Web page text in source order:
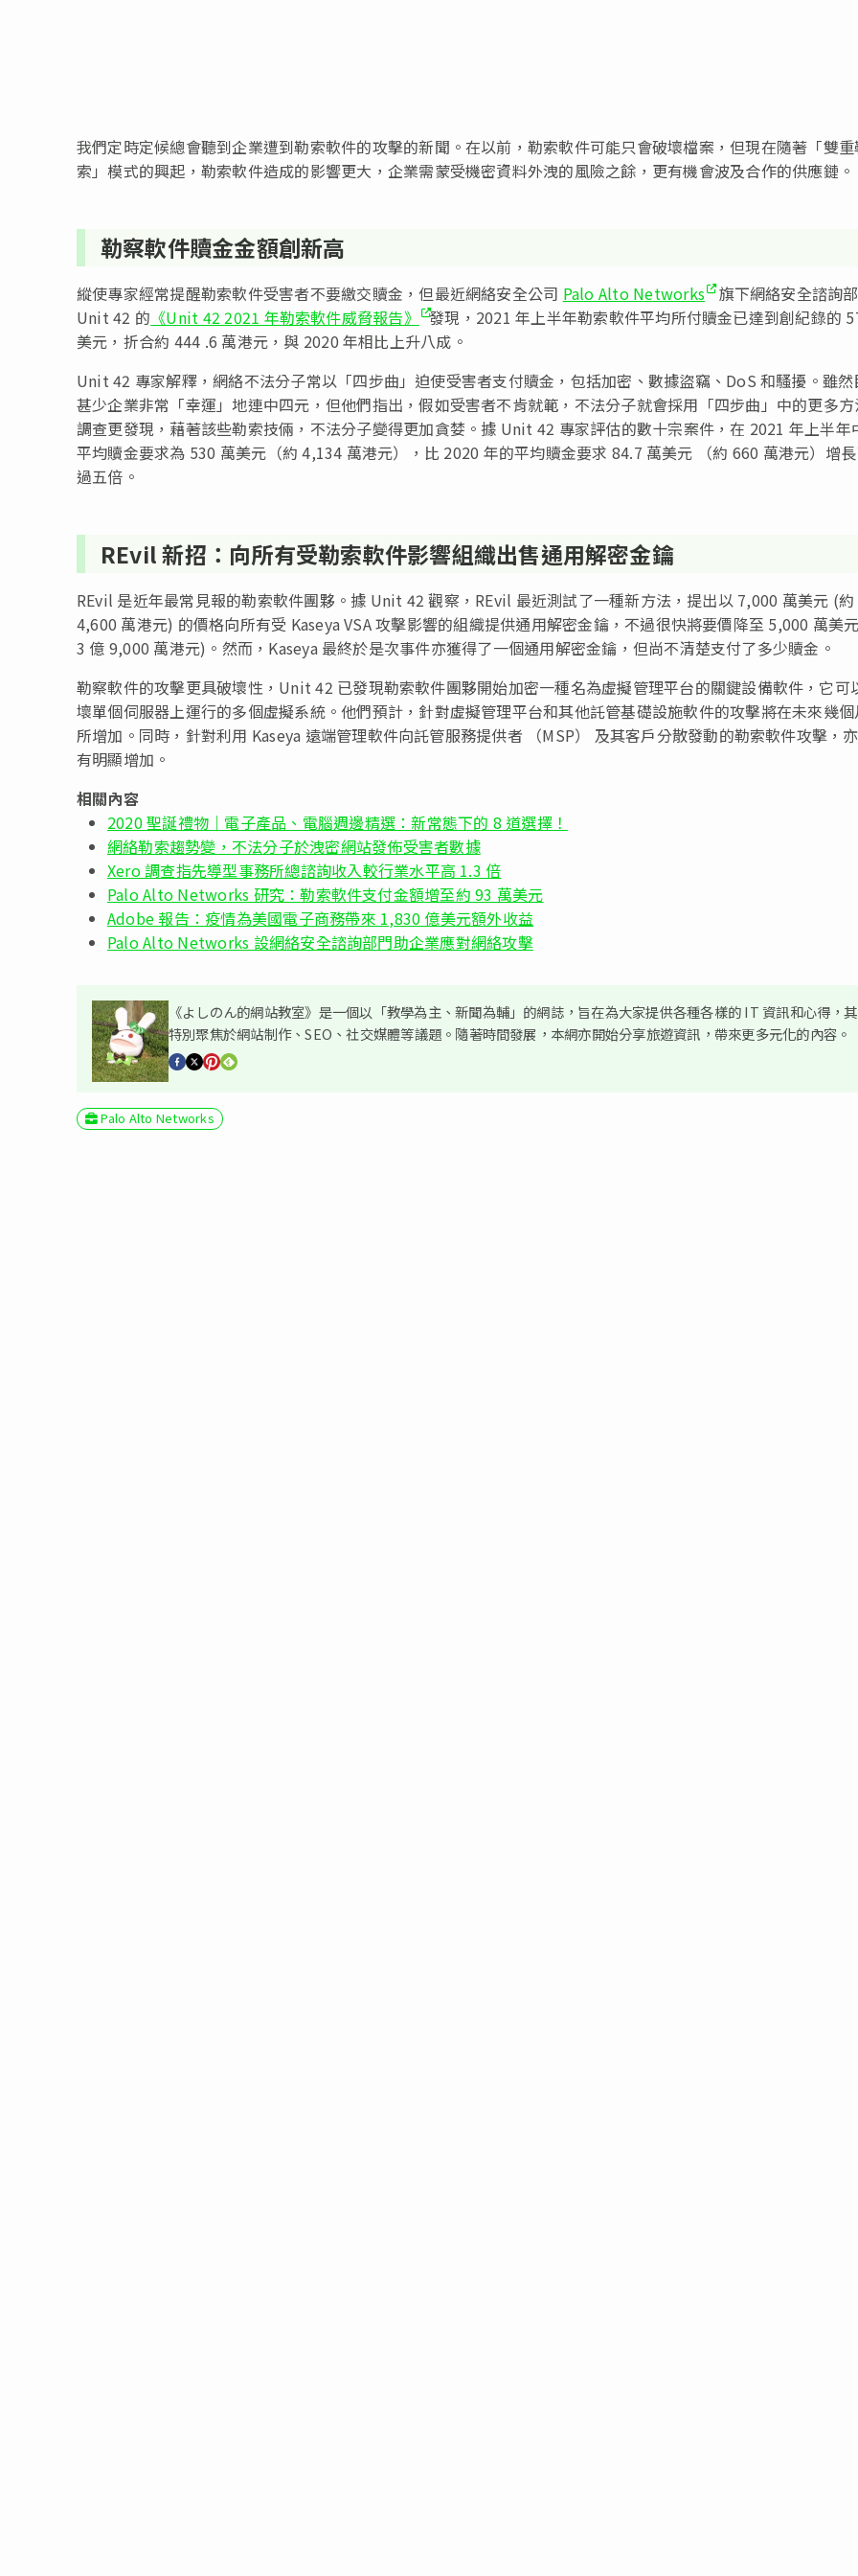
我們定時定候總會聽到企業遭到勒索軟件的攻擊的新聞。在以前，勒索軟件可能只會破壞檔案，但現在隨著「雙
索」模式的興起，勒索軟件造成的影響更大，企業需蒙受機密資料外洩的風險之餘，更有機會波及合作的供應鏈。
勒察軟件贖金金額創新高
縱使專家經常提醒勒索軟件受害者不要繳交贖金，但最近網絡安全公司 Palo Alto Networks 旗下網絡安全諮詢
Unit 42 的 《Unit 42 2021 年勒索軟件威脅報告》
發現，2021 年上半年勒索軟件平均所付贖金已達到創紀錄的
美元，折合約 444 .6 萬港元，與 2020 年相比上升八成。
Unit 42 專家解釋，網絡不法分子常以「四步曲」迫使受害者支付贖金，包括加密、數據盜竊、DoS 和騷擾。雖然
甚少企業非常「幸運」地連中四元，但他們指出，假如受害者不肯就範，不法分子就會採用「四步曲」中的更多
調查更發現，藉著該些勒索技倆，不法分子變得更加貪婪。據 Unit 42 專家評估的數十宗案件，在 2021 年上半年
平均贖金要求為 530 萬美元（約 4,134 萬港元），比 2020 年的平均贖金要求 84.7 萬美元 （約 660 萬港元）增
過五倍。
REvil 新招：向所有受勒索軟件影響組織出售通用解密金鑰
REvil 是近年最常見報的勒索軟件團夥。據 Unit 42 觀察，REvil 最近測試了一種新方法，提出以 7,000 萬美元 (
4,600 萬港元) 的價格向所有受 Kaseya VSA 攻擊影響的組織提供通用解密金鑰，不過很快將要價降至 5,000 萬美
3 億 9,000 萬港元)。然而，Kaseya 最終於是次事件亦獲得了一個通用解密金鑰，但尚不清楚支付了多少贖金。
勒察軟件的攻擊更具破壞性，Unit 42 已發現勒索軟件團夥開始加密一種名為虛擬管理平台的關鍵設備軟件，它可
壞單個伺服器上運行的多個虛擬系統。他們預計，針對虛擬管理平台和其他託管基礎設施軟件的攻擊將在未來幾
所增加。同時，針對利用 Kaseya 遠端管理軟件向託管服務提供者 （MSP） 及其客戶分散發動的勒索軟件攻擊，
有明顯增加。
相關內容
2020 聖誕禮物｜電子產品、電腦週邊精選：新常態下的 8 道選擇！
網絡勒索趨勢變，不法分子於洩密網站發佈受害者數據
Xero 調查指先導型事務所總諮詢收入較行業水平高 1.3 倍
Palo Alto Networks 研究：勒索軟件支付金額增至約 93 萬美元
Adobe 報告：疫情為美國電子商務帶來 1,830 億美元額外收益
Palo Alto Networks 設網絡安全諮詢部門助企業應對網絡攻擊
《よしのん的網站教室》是一個以「教學為主、新聞為輔」的網誌，旨在為大家提供各種各樣的 IT 資訊和心得，
特別聚焦於網站制作、SEO、社交媒體等議題。隨著時間發展，本網亦開始分享旅遊資訊，帶來更多元化的內容。
Palo Alto Networks